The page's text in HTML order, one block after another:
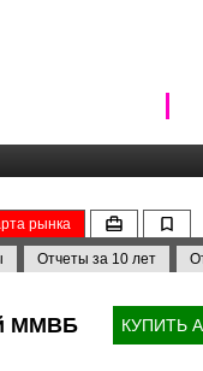
рынка
Отчеты за 10 лет
ММВБ КУПИТЬ